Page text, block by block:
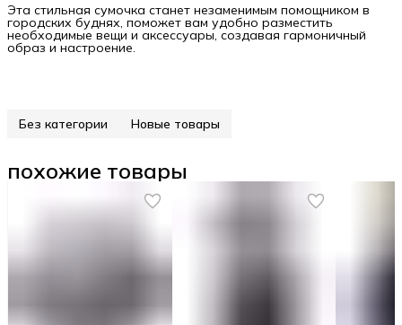
Эта стильная сумочка станет незаменимым помощником в
городских буднях, поможет вам удобно разместить
необходимые вещи и аксессуары, создавая гармоничный
образ и настроение.
Без категории Новые товары
похожие товары